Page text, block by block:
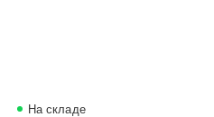
На складе